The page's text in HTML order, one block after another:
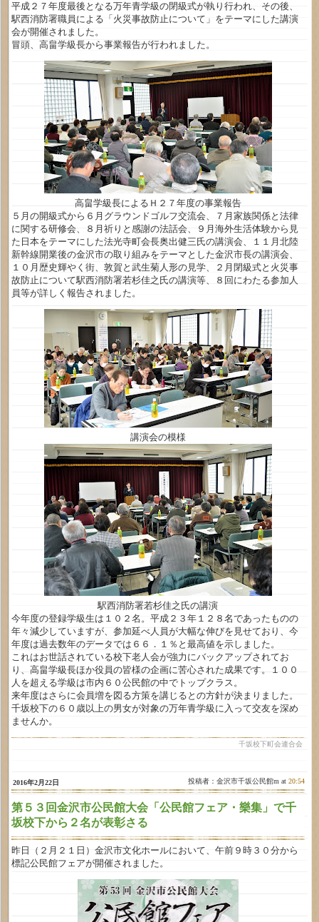
平成２７年度最後となる万年青学級の閉級式が執り行われ、その後、
駅西消防署職員による「火災事故防止について」をテーマにした講演
会が開催されました。
冒頭、高畠学級長から事業報告が行われました。
高畠学級長によるＨ２７年度の事業報告
５月の開級式から６月グラウンドゴルフ交流会、７月家族関係と法律
に関する研修会、８月祈りと感謝の法話会、９月海外生活体験から見
た日本をテーマにした法光寺町会長奥出健三氏の講演会、１１月北陸
新幹線開業後の金沢市の取り組みをテーマとした金沢市長の講演会、
１０月歴史輝やく街、敦賀と武生菊人形の見学、２月閉級式と火災事
故防止について駅西消防署若杉佳之氏の講演等、８回にわたる参加人
員等が詳しく報告されました。
講演会の模様
駅西消防署若杉佳之氏の講演
今年度の登録学級生は１０２名。平成２３年１２８名であったものの
年々減少していますが、参加延べ人員が大幅な伸びを見せており、今
年度は過去数年のデータでは６６．１％と最高値を示しました。
これはお世話されている校下老人会が強力にバックアップされてお
り、高畠学級長ほか役員の皆様の企画に苦心された成果です。１００
人を超える学級は市内６０公民館の中でトップクラス。
来年度はさらに会員増を図る方策を講じるとの方針が決まりました。
千坂校下の６０歳以上の男女が対象の万年青学級に入って交友を深め
ませんか。
千坂校下町会連合会
2016年2月22日 投稿者：金沢市千坂公民館m at20:54
第５３回金沢市公民館大会「公民館フェア・樂集」で千
坂校下から２名が表彰さる
昨日（２月２１日）金沢市文化ホールにおいて、午前９時３０分から
標記公民館フェアが開催されました。